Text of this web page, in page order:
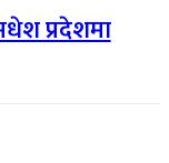
प्रदेशमा